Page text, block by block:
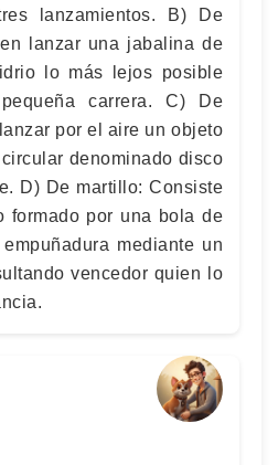
lanzamientos. B) De
lanzar una jabalina de
lo más lejos posible
carrera. C) De
por el aire un objeto
denominado disco
D) De martillo: Consiste
formado por una bola de
mediante un
vencedor quien lo